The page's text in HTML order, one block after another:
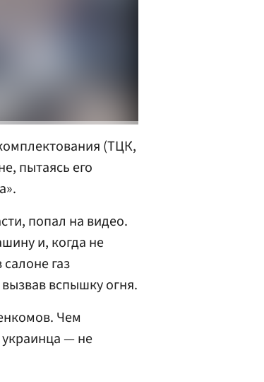
(ТЦК,
пытаясь его
попал на видео.
и, когда не
газ
вспышку огня.
Чем
— не